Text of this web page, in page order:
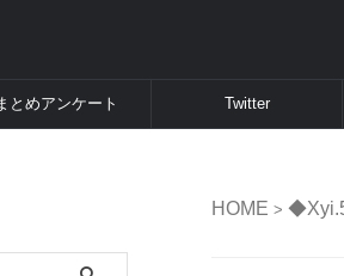
とめアンケート Twitter
HOME >